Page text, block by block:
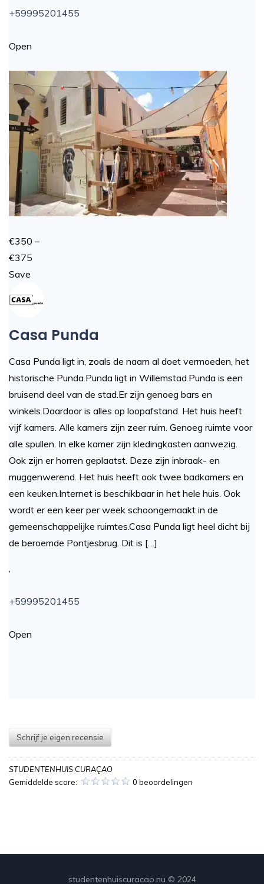
+59995201455
Open
€350 –
€375
Save
Casa Punda
Casa Punda ligt in, zoals de naam al doet vermoeden, het
historische Punda.Punda ligt in Willemstad.Punda is een
bruisend deel van de stad.Er zijn genoeg bars en
winkels.Daardoor is alles op loopafstand. Het huis heeft
vijf kamers. Alle kamers zijn zeer ruim. Genoeg ruimte voor
alle spullen. In elke kamer zijn kledingkasten aanwezig.
Ook zijn er horren geplaatst. Deze zijn inbraak- en
muggenwerend. Het huis heeft ook twee badkamers en
een keuken.Internet is beschikbaar in het hele huis. Ook
wordt er een keer per week schoongemaakt in de
gemeenschappelijke ruimtes.Casa Punda ligt heel dicht bij
de beroemde Pontjesbrug. Dit is […]
,
+59995201455
Open
Schrijf je eigen recensie
STUDENTENHUIS CURAÇAO
Gemiddelde score:
0 beoordelingen
studentenhuiscuracao.nu © 2024